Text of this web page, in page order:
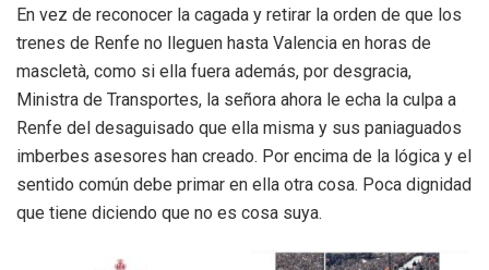
En vez de reconocer la cagada y retirar la orden de que los
trenes de Renfe no lleguen hasta Valencia en horas de
mascletà, como si ella fuera además, por desgracia,
Ministra de Transportes, la señora ahora le echa la culpa a
Renfe del desaguisado que ella misma y sus paniaguados
imberbes asesores han creado. Por encima de la lógica y el
sentido común debe primar en ella otra cosa. Poca dignidad
que tiene diciendo que no es cosa suya.